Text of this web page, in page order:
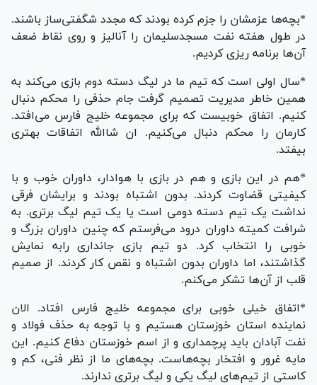
*بچه‌ها عزمشان را جزم کرده بودند که مجدد شگفتی‌ساز باشند.
در طول هفته نفت مسجدسلیمان را آنالیز و روی نقاط ضعف
آن‌ها برنامه ریزی کردیم.
*سال اولی است که تیم ما در لیگ دسته دوم بازی می‌کند به
همین خاطر مدیریت تصمیم گرفت جام حذفی را محکم دنبال
کنیم. اتفاق خوبیست که برای مجموعه خلیج فارس می‌افتد.
کارمان را محکم دنبال می‌کنیم. ان شاالله اتفاقات بهتری
بیفتد.
*هم در این بازی و هم در بازی با هوادار، داوران خوب و با
کیفیتی قضاوت کردند. بدون اشتباه بودند و برایشان فرقی
نداشت یک تیم دسته دومی است یا یک تیم لیگ برتری. به
شرافت کمیته داوران درود می‌فرستم که چنین داوران بزرگ و
خوبی را انتخاب کرد. دو تیم بازی جانداری رابه نمایش
گذاشتند، اما داوران بدون اشتباه و نقص کار کردند. از صمیم
قلب از آن‌ها تشکر می‌کنم.
*اتفاق خیلی خوبی برای مجموعه خلیج فارس افتاد. الان
نماینده استان خوزستان هستیم و با توجه به حذف فولاد و
نفت آبادان باید پرچمداری و از اسم خوزستان دفاع کنیم. این
مایه غرور و افتخار بچه‌هاست. بچه‌های ما از نظر فنی، کم و
کاستی از تیم‌های لیگ یکی و لیگ برتری ندارند.